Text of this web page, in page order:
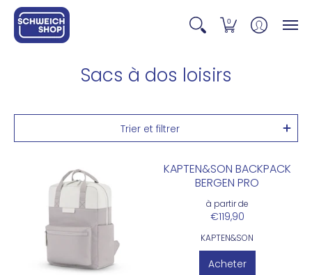
0
Sacs à dos loisirs
Trier et filtrer
KAPTEN&SON BACKPACK
BERGEN PRO
à partir de
€119,90
KAPTEN&SON
Acheter